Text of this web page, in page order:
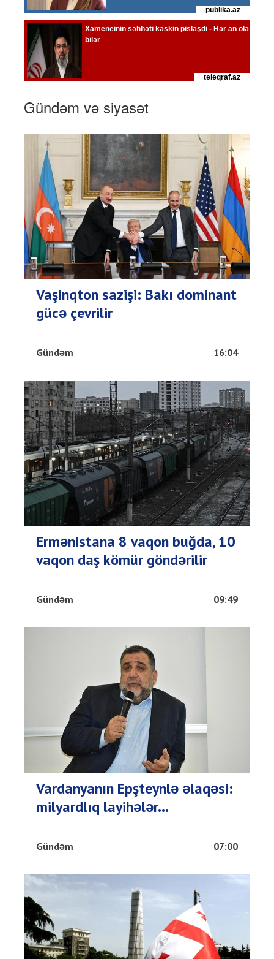
Gündəm və siyasət
Vaşinqton sazişi: Bakı dominant
gücə çevrilir
Gündəm 16:04
Ermənistana 8 vaqon buğda, 10
vaqon daş kömür göndərilir
Gündəm 09:49
Vardanyanın Epşteynlə əlaqəsi:
milyardlıq layihələr...
Gündəm 07:00